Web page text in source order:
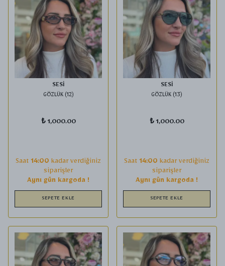
SESİ
GÖZLÜK (12)
₺ 1,000.00
Saat 14:00 kadar verdiğiniz
siparişler
Aynı gün kargoda !
SEPETE EKLE
SESİ
GÖZLÜK (13)
₺ 1,000.00
Saat 14:00 kadar verdiğiniz
siparişler
Aynı gün kargoda !
SEPETE EKLE